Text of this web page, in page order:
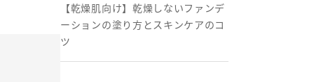
【乾燥肌向け】乾燥しないファンデ
ーションの塗り方とスキンケアのコ
ツ